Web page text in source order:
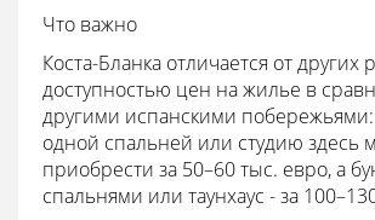
Что важно
Коста-Бланка отличается от других
доступностью цен на жилье в
другими испанскими побережьями:
одной спальней или студию здесь
приобрести за 50–60 тыс. евро, а
спальнями или таунхаус - за